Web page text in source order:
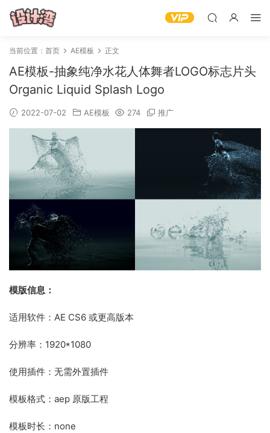
当前位置： 首页 AE模板 正文
AE模板-抽象纯净水花人体舞者LOGO标志片头
Organic Liquid Splash Logo
2022-07-02 AE模板 274 推广
模版信息：
适用软件：AE CS6 或更高版本
分辨率：1920*1080
使用插件：无需外置插件
模板格式：aep 原版工程
模板时长：none